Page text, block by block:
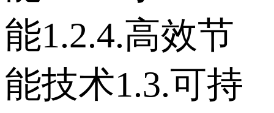
能 1.2.4.高效节
能技术 1.3.可持